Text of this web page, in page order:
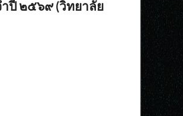
ปี ๒๕๖๙ (วิทยาลัย